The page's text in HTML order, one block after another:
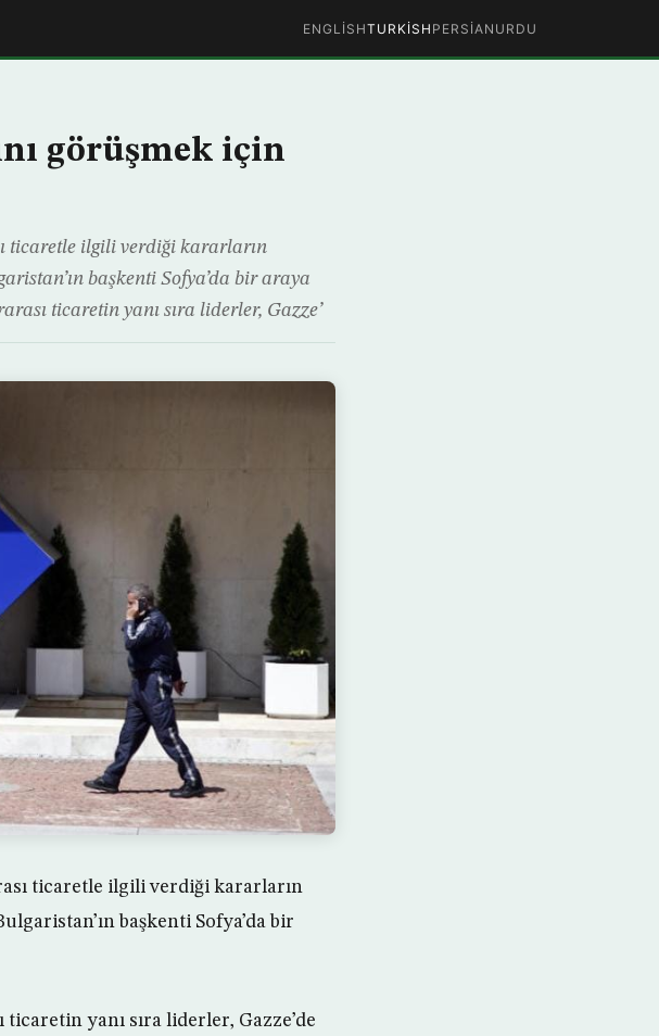
ENGLISHTURKISH PERSIAN URDU
görüşmek için
ticaretle ilgili verdiği kararların
başkenti Sofya’da bir araya
ticaretin yanı sıra liderler, Gazze’
ticaretle ilgili verdiği kararların
başkenti Sofya’da bir
yanı sıra liderler, Gazze’de